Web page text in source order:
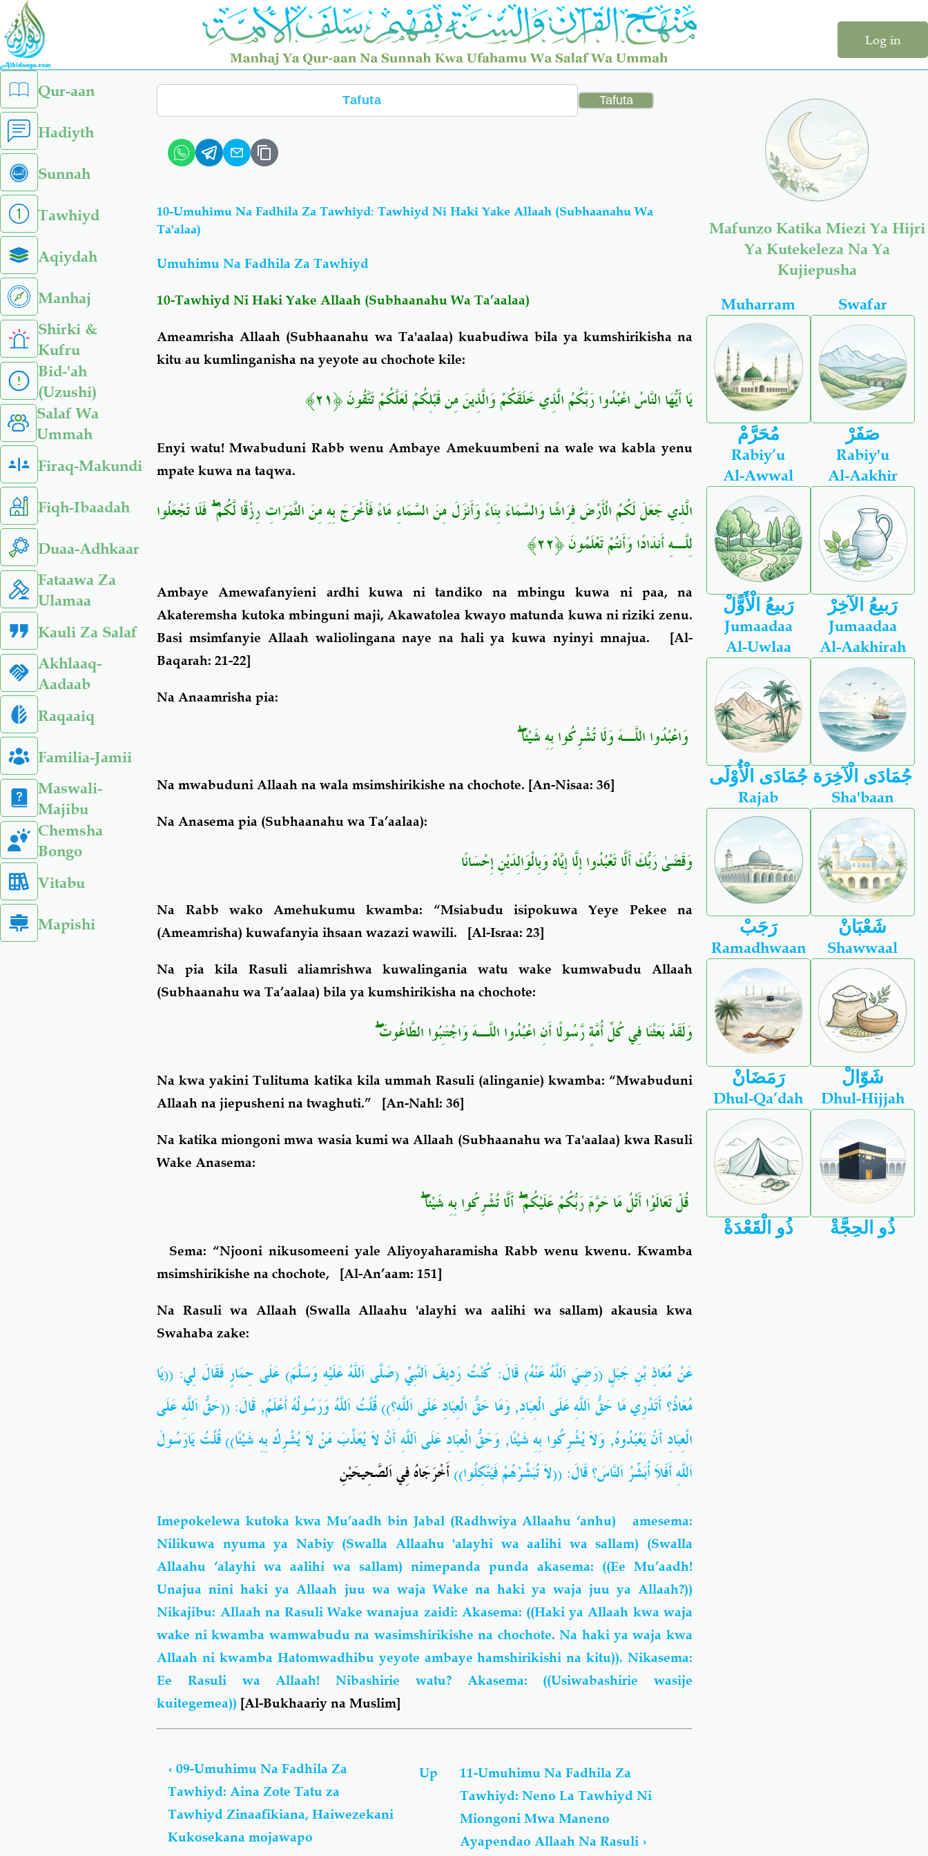
Skip
main
content
Log in
left
sidebar
menu
Qur-aan
Hadiyth
Sunnah
Tawhiyd
Aqiydah
Manhaj
Shirki &
Kufru
Bid-'ah
(Uzushi)
Salaf Wa
Ummah
Firaq-Makundi
Fiqh-Ibaadah
Duaa-Adhkaar
Fataawa Za
Ulamaa
Kauli Za Salaf
Akhlaaq-
Aadaab
Raqaaiq
Familia-Jamii
Maswali-
Majibu
Chemsha
Bongo
Vitabu
Mapishi
Search
10-Umuhimu Na Fadhila Za Tawhiyd: Tawhiyd Ni Haki Yake Allaah (Subhaanahu Wa
Ta'alaa)
Umuhimu Na Fadhila Za Tawhiyd
10-Tawhiyd Ni Haki Yake Allaah (Subhaanahu Wa Ta’aalaa)
Ameamrisha Allaah (Subhaanahu wa Ta'aalaa) kuabudiwa bila ya kumshirikisha na
kitu au kumlinganisha na yeyote au chochote kile:
يَا أَيُّهَا النَّاسُ اعْبُدُوا رَبَّكُمُ الَّذِي خَلَقَكُمْ وَالَّذِينَ مِن قَبْلِكُمْ لَعَلَّكُمْ تَتَّقُونَ ﴿٢١﴾
Enyi watu! Mwabuduni Rabb wenu Ambaye Amekuumbeni na wale wa kabla yenu
mpate kuwa na taqwa.
الَّذِي جَعَلَ لَكُمُ الْأَرْضَ فِرَاشًا وَالسَّمَاءَ بِنَاءً وَأَنزَلَ مِنَ السَّمَاءِ مَاءً فَأَخْرَجَ بِهِ مِنَ الثَّمَرَاتِ رِزْقًا لَّكُمْ ۖ فَلَا تَجْعَلُوا
لِلَّـهِ أَندَادًا وَأَنتُمْ تَعْلَمُونَ ﴿٢٢﴾
Ambaye Amewafanyieni ardhi kuwa ni tandiko na mbingu kuwa ni paa, na
Akateremsha kutoka mbinguni maji, Akawatolea kwayo matunda kuwa ni riziki zenu.
Basi msimfanyie Allaah waliolingana naye na hali ya kuwa nyinyi mnajua.
[Al-
Baqarah: 21-22]
Na Anaamrisha pia:
وَاعْبُدُوا اللَّـهَ وَلَا تُشْرِكُوا بِهِ شَيْئًا ۖ
Na mwabuduni Allaah na wala msimshirikishe na chochote. [An-Nisaa: 36]
Na Anasema pia (Subhaanahu wa Ta’aalaa):
وَقَضَىٰ رَبُّكَ أَلَّا تَعْبُدُوا إِلَّا إِيَّاهُ وَبِالْوَالِدَيْنِ إِحْسَانًا
Na Rabb wako Amehukumu kwamba: “Msiabudu isipokuwa Yeye Pekee na
(Ameamrisha) kuwafanyia ihsaan wazazi wawili.
[Al-Israa: 23]
Na pia kila Rasuli aliamrishwa kuwalingania watu wake kumwabudu Allaah
(Subhaanahu wa Ta’aalaa) bila ya kumshirikisha na chochote:
وَلَقَدْ بَعَثْنَا فِي كُلِّ أُمَّةٍ رَّسُولًا أَنِ اعْبُدُوا اللَّـهَ وَاجْتَنِبُوا الطَّاغُوتَۖ
Na kwa yakini Tulituma katika kila ummah Rasuli (alinganie) kwamba: “Mwabuduni
Allaah na jiepusheni na twaghuti.”
[An-Nahl: 36]
Na katika miongoni mwa wasia kumi wa Allaah (Subhaanahu wa Ta'aalaa) kwa Rasuli
Wake Anasema:
قُلْ تَعَالَوْا أَتْلُ مَا حَرَّمَ رَبُّكُمْ عَلَيْكُمْ ۖ أَلَّا تُشْرِكُوا بِهِ شَيْئًا ۖ
Sema: “Njooni nikusomeeni yale Aliyoyaharamisha Rabb wenu kwenu. Kwamba
msimshirikishe na chochote, [Al-An’aam: 151]
Na Rasuli wa Allaah (Swalla Allaahu 'alayhi wa aalihi wa sallam) akausia kwa
Swahaba zake:
عَنْ مُعَاذِ بْنِ جَبَلٍ (رَضِيَ اَللَّهُ عَنْهُ) قَالَ: كُنْتُ رَدِيفَ اَلنَّبِيِّ (صَلَّى اَللَّهُ عَلَيْهِ وَسَلَّمَ) عَلَىحِمَارٍ فَقَالَ لِي: ((يَا
مُعَاذُ؟ أَتَدْرِي مَا حَقُّ اَللَّهِ عَلَى الْعِبَادِ, وَمَا حَقُّ الْعِبَادِ عَلَى اَللَّهِ؟)) قُلْتُ اَللَّهُ وَرَسُولُهُ أَعْلَمُ, قَالَ: ((حَقُّ اَللَّهِ عَلَى
الْعِبَادِ أَنْ يَعْبُدُوهُ, وَلاَ يُشْرِكُوا بِهِ شَيْئًا, وَحَقُّ الْعِبَادِ عَلَى اَللَّهِ أَنْ لاَ يُعَذِّبَ مَنْ لاَ يُشْرِكُ بِهِ شَيْئًا)) قُلْتُ يَارَسُولَ
اَللَّهِ أَفَلاَ أُبَشِّرُ اَلنَّاسَ؟ قَالَ: ((لاَ تُبَشِّرْهُمْ فَيَتَّكِلُوا))أَخْرَجَاهُ فِي اَلصَّحِيحَيْنِ
Imepokelewa kutoka kwa Mu’aadh bin Jabal (Radhwiya Allaahu ‘anhu) amesema:
Nilikuwa nyuma ya Nabiy (Swalla Allaahu 'alayhi wa aalihi wa sallam) (Swalla
Allaahu ‘alayhi wa aalihi wa sallam) nimepanda punda akasema: ((Ee Mu’aadh!
Unajua nini haki ya Allaah juu wa waja Wake na haki ya waja juu ya Allaah?))
Nikajibu: Allaah na Rasuli Wake wanajua zaidi: Akasema: ((Haki ya Allaah kwa waja
wake ni kwamba wamwabudu na wasimshirikishe na chochote. Na haki ya waja kwa
Allaah ni kwamba Hatomwadhibu yeyote ambaye hamshirikishi na kitu)). Nikasema:
Ee Rasuli wa Allaah! Nibashirie watu? Akasema: ((Usiwabashirie wasije
kuitegemea)) [Al-Bukhaariy na Muslim]
links
for
Umuhimu
Fadhila
‹ 09-Umuhimu Na Fadhila Za
Tawhiyd: Aina Zote Tatu za
Tawhiyd Zinaafikiana, Haiwezekani
Kukosekana mojawapo
Up
11-Umuhimu Na Fadhila Za
Tawhiyd: Neno La Tawhiyd Ni
Miongoni Mwa Maneno
Ayapendao Allaah Na Rasuli ›
Mafunzo Katika Miezi Ya Hijri
Ya Kutekeleza Na Ya
Kujiepusha
Muharram
مُحَرَّمْ
Swafar
صَفَرْ
Rabiy’u
Al-Awwal
رَبيعُ الْأَوًّلْ
Rabiy'u
Al-Aakhir
رَبيعُ الآخِرْ
Jumaadaa
Al-Uwlaa
جُمَادَى الْأُوْلَى
Jumaadaa
Al-Aakhirah
جُمَادَى الْآخِرَة
Rajab
رَجَبْ
Sha'baan
شَعْبَانْ
Ramadhwaan
رَمَضَانْ
Shawwaal
شَوّالْ
Dhul-Qa’dah
ذُو الْقَعْدَةْ
Dhul-Hijjah
ذُو الحِجَّةْ